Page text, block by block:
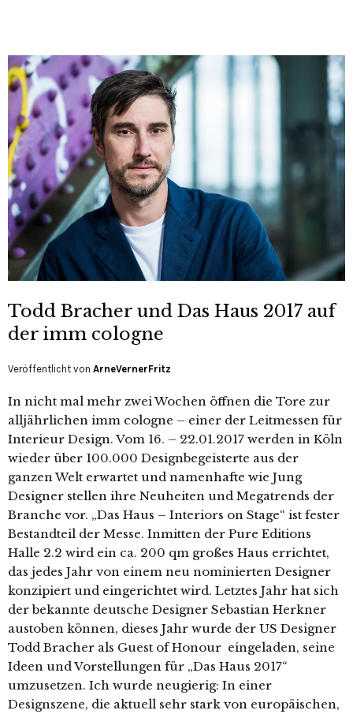
Todd Bracher und Das Haus 2017 auf
der imm cologne
Veröffentlicht von ArneVernerFritz
In nicht mal mehr zwei Wochen öffnen die Tore zur
alljährlichen imm cologne – einer der Leitmessen für
Interieur Design. Vom 16. – 22.01.2017 werden in Köln
wieder über 100.000 Designbegeisterte aus der
ganzen Welt erwartet und namenhafte wie Jung
Designer stellen ihre Neuheiten und Megatrends der
Branche vor. „Das Haus – Interiors on Stage“ ist fester
Bestandteil der Messe. Inmitten der Pure Editions
Halle 2.2 wird ein ca. 200 qm großes Haus errichtet,
das jedes Jahr von einem neu nominierten Designer
konzipiert und eingerichtet wird. Letztes Jahr hat sich
der bekannte deutsche Designer Sebastian Herkner
austoben können, dieses Jahr wurde der US Designer
Todd Bracher als Guest of Honour eingeladen, seine
Ideen und Vorstellungen für „Das Haus 2017“
umzusetzen. Ich wurde neugierig: In einer
Designszene, die aktuell sehr stark von europäischen,